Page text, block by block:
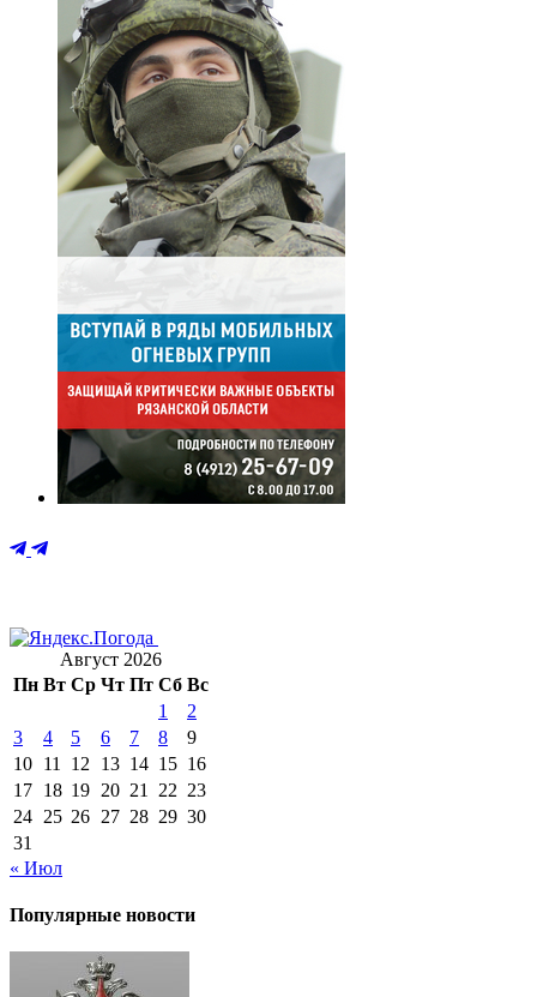
Август 2026
Пн Вт Ср Чт Пт Сб Вс
1
2
3
4 5 6 7 8
9
10 11 12 13 14 15 16
17 18 19 20 21 22 23
24 25 26 27 28 29 30
31
« Июл
Популярные новости